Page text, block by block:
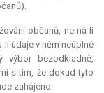
občanů, nemá-li
údaje v něm neúplné
výbor bezodkladně,
s tím, že dokud tyto
zahájeno.